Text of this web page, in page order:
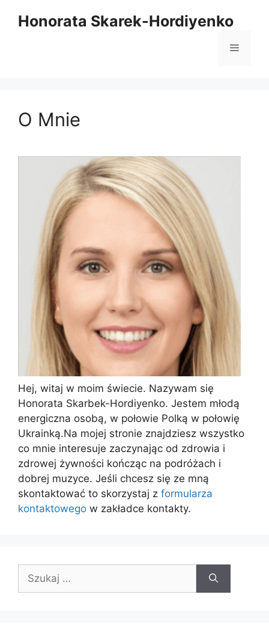
Honorata Skarek-Hordiyenko
Menu
O Mnie
Hej, witaj w moim świecie. Nazywam się
Honorata Skarbek-Hordiyenko. Jestem młodą
energiczna osobą, w połowie Polką w połowię
Ukrainką.Na mojej stronie znajdziesz wszystko
co mnie interesuje zaczynając od zdrowia i
zdrowej żywności kończąc na podróżach i
dobrej muzyce. Jeśli chcesz się ze mną
skontaktować to skorzystaj z formularza
kontaktowego w zakładce kontakty.
Szukaj: